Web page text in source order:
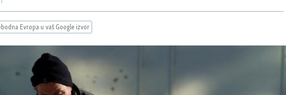
Evropa u vaš Google izvor